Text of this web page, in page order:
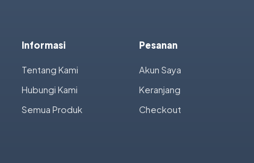
Informasi
Tentang Kami
Hubungi Kami
Semua Produk
Pesanan
Akun Saya
Keranjang
Checkout